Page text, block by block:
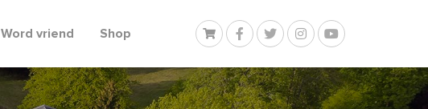
Word vriend Shop